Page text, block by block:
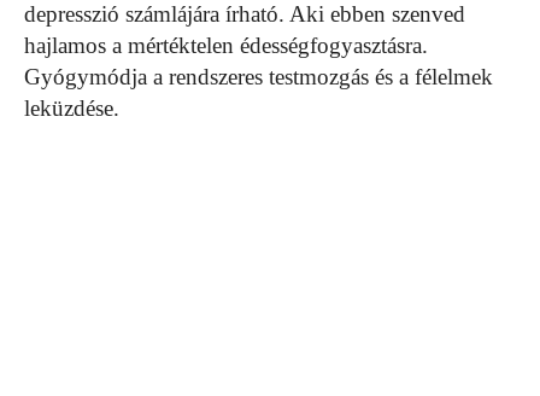
depresszió számlájára írható. Aki ebben szenved
hajlamos a mértéktelen édességfogyasztásra.
Gyógymódja a rendszeres testmozgás és a félelmek
leküzdése.